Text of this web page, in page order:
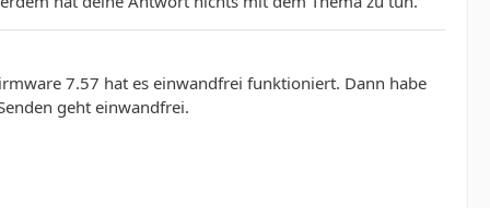
7.57 hat es einwandfrei funktioniert. Dann habe
geht einwandfrei.